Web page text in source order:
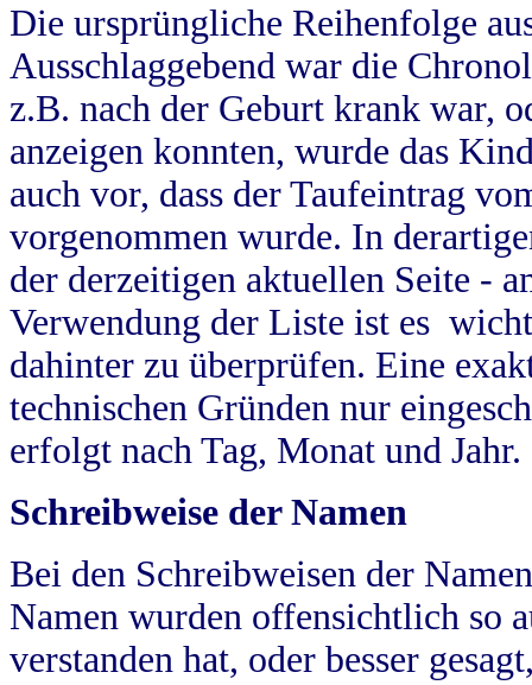
Die ursprüngliche Reihenfolge
Ausschlaggebend war die
z.B. nach der Geburt krank war,
anzeigen konnten, wurde das
auch vor, dass der Taufeintrag
vorgenommen wurde. In
der derzeitigen aktuellen Seite -
Verwendung der Liste ist es
dahinter zu überprüfen. Eine
technischen Gründen nur
erfolgt nach Tag, Monat und Jahr.
Schreibweise der Namen
Bei den Schreibweisen der
Namen wurden offensichtlich so
verstanden hat, oder besser